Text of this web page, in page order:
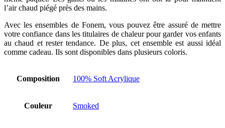
l’air chaud piégé près des mains.
Avec les ensembles de Fonem, vous pouvez être assuré de mettre
votre confiance dans les titulaires de chaleur pour garder vos enfants
au chaud et rester tendance. De plus, cet ensemble est aussi idéal
comme cadeau. Ils sont disponibles dans plusieurs coloris.
Composition 100% Soft Acrylique
Couleur Smoked